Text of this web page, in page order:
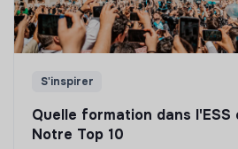
S'inspirer
Quelle formation dans l'ESS
Notre Top 10